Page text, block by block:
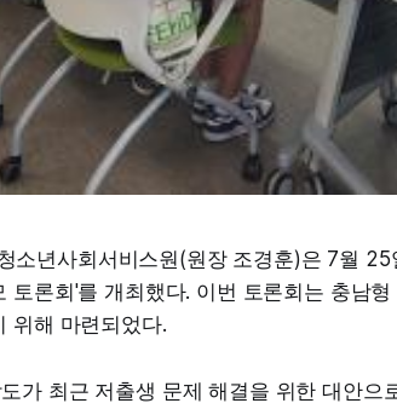
소년사회서비스원(원장 조경훈)은 7월
토론회'를 개최했다. 이번 토론회는 충남
위해 마련되었다.
가 최근 저출생 문제 해결을 위한 대안으